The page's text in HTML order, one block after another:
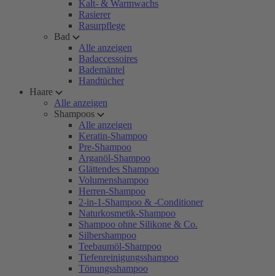
Kalt- & Warmwachs
Rasierer
Rasurpflege
Bad
Alle anzeigen
Badaccessoires
Bademäntel
Handtücher
Haare
Alle anzeigen
Shampoos
Alle anzeigen
Keratin-Shampoo
Pre-Shampoo
Arganöl-Shampoo
Glättendes Shampoo
Volumenshampoo
Herren-Shampoo
2-in-1-Shampoo & -Conditioner
Naturkosmetik-Shampoo
Shampoo ohne Silikone & Co.
Silbershampoo
Teebaumöl-Shampoo
Tiefenreinigungsshampoo
Tönungsshampoo